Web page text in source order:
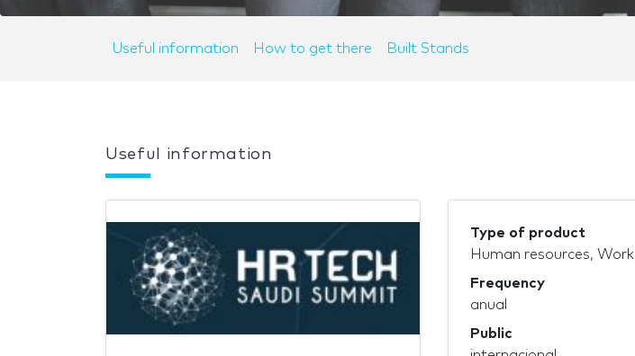
Useful information How to get there Built Stands
Useful information
Type of product
Human resources, Work
Frequency
anual
Public